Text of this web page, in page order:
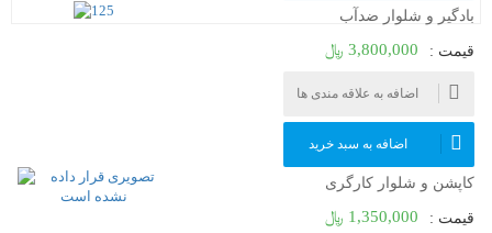
بادگیر و شلوار ضدآب
قیمت : 3,800,000 ﷼
اضافه به علاقه مندی ها
اضافه به سبد خرید
کاپشن و شلوار کارگری
قیمت : 1,350,000 ﷼